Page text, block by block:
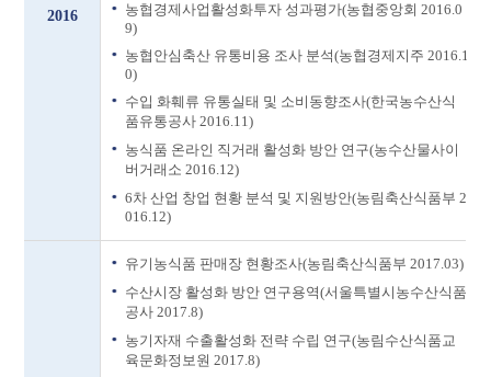
2016
농협경제사업활성화투자 성과평가(농협중앙회 2016.0
9)
농협안심축산 유통비용 조사 분석(농협경제지주 2016.1
0)
수입 화훼류 유통실태 및 소비동향조사(한국농수산식
품유통공사 2016.11)
농식품 온라인 직거래 활성화 방안 연구(농수산물사이
버거래소 2016.12)
6차 산업 창업 현황 분석 및 지원방안(농림축산식품부 2
016.12)
유기농식품 판매장 현황조사(농림축산식품부 2017.03)
수산시장 활성화 방안 연구용역(서울특별시농수산식품
공사 2017.8)
농기자재 수출활성화 전략 수립 연구(농림수산식품교
육문화정보원 2017.8)